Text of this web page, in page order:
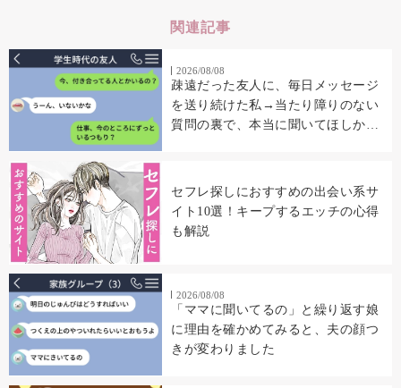
関連記事
2026/08/08
疎遠だった友人に、毎日メッセージ
を送り続けた私→当たり障りのない
質問の裏で、本当に聞いてほしかっ
セフレ探しにおすすめの出会い系サ
イト10選！キープするエッチの心得
も解説
2026/08/08
「ママに聞いてるの」と繰り返す娘
に理由を確かめてみると、夫の顔つ
きが変わりました